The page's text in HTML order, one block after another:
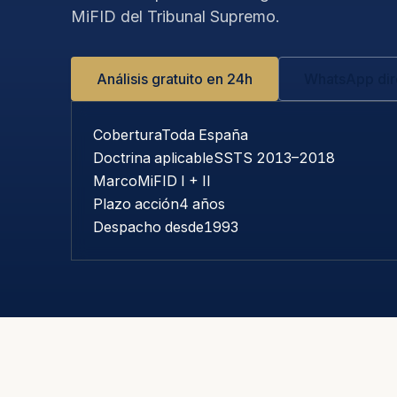
MiFID del Tribunal Supremo.
Análisis gratuito en 24h
CoberturaToda España
Doctrina aplicableSSTS 2013–2018
MarcoMiFID I + II
Plazo acción4 años
Despacho desde1993